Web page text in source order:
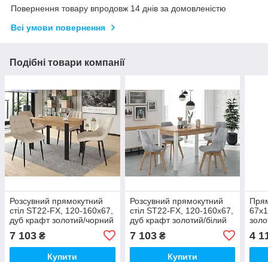
Повернення товару впродовж 14 днів за домовленістю
Всі умови повернення
Подібні товари компанії
Розсувний прямокутний
стіл ST22-FX, 120-160х67,
дуб крафт золотий/чорний
7 103 ₴
Купити
Розсувний прямокутний
стіл ST22-FX, 120-160х67,
дуб крафт золотий/білий
7 103₴
Купити
4